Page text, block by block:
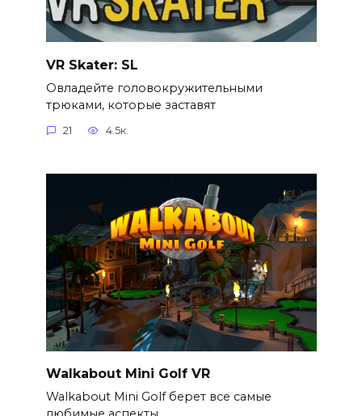
VR Skater: SL
Овладейте головокружительными
трюками, которые заставят
21 4.5к.
Walkabout Mini Golf VR
Walkabout Mini Golf берет все самые